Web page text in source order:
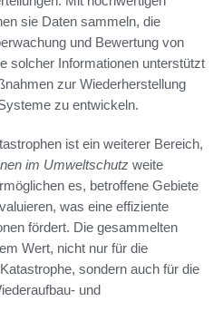
sie Daten sammeln, die
und Bewertung von
solcher Informationen unterstützt
zur Wiederherstellung
zu entwickeln.
ist ein weiterer Bereich,
im Umweltschutz weite
es, betroffene Gebiete
was eine effiziente
fördert. Die gesammelten
Wert, nicht nur für die
sondern auch für die
und